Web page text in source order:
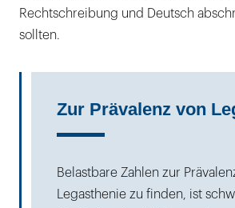
Rechtschreibung und Deutsch
sollten.
Zur Prävalenz von
Belastbare Zahlen zur
Legasthenie zu finden, ist